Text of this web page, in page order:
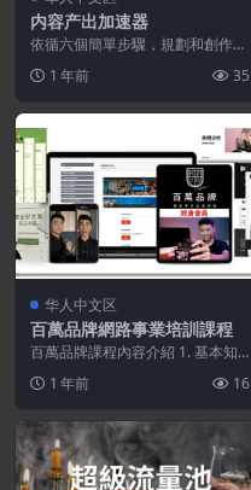
内容产出加速器
依循六個簡單步驟，規劃和創作出
方法可以用在任何社群...
1 年前 35
华人中文区
百萬品牌網路事業培訓課程
百萬品牌課程內容介紹 1. 基本知
助你加入課程的私...
1 年前 16